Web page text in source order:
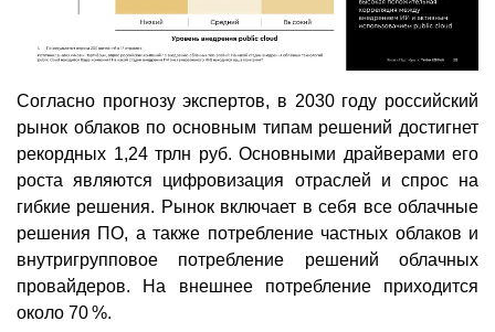
Согласно прогнозу экспертов, в 2030 году российский
рынок облаков по основным типам решений достигнет
рекордных 1,24 трлн руб. Основными драйверами его
роста являются цифровизация отраслей и спрос на
гибкие решения. Рынок включает в себя все облачные
решения ПО, а также потребление частных облаков и
внутригрупповое потребление решений облачных
провайдеров. На внешнее потребление приходится
около 70 %.